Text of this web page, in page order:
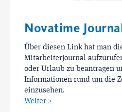
Novatime
Über diesen Link hat man
Mitarbeiterjournal
oder Urlaub zu beantragen
Informationen rund um die
einzusehen.
Weiter >